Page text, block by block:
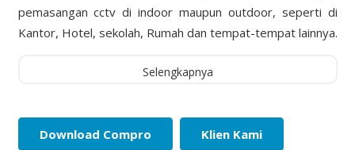
pemasangan cctv di indoor maupun outdoor, seperti di
Kantor, Hotel, sekolah, Rumah dan tempat-tempat lainnya.
Selengkapnya
Download Compro Klien Kami